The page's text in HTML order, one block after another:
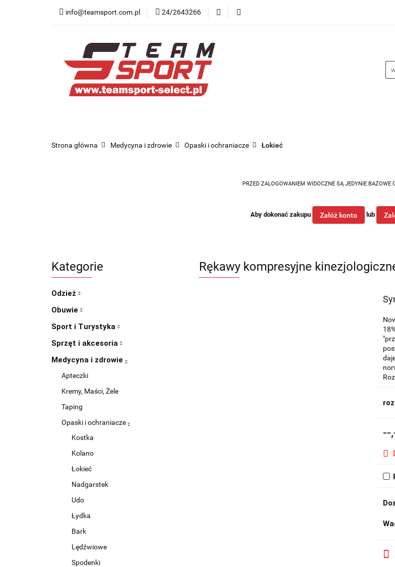
info@teamsport.com.pl 24/2643266
Nowości New Balance
Medycyna sportowa
Strona główna Medycyna i zdrowie Opaski i ochraniacze Łokieć
PRZED ZALOGOWANIEM WIDOCZNE SĄ JEDYNIE BAZOWE
Aby dokonać zakupu Załóż konto lub
Kategorie
Odzież
Obuwie
Sport i Turystyka
Sprzęt i akcesoria
Medycyna i zdrowie
Apteczki
Kremy, Maści, Żele
Taping
Opaski i ochraniacze
Kostka
Kolano
Łokieć
Nadgarstek
Udo
Łydka
Bark
Lędźwiowe
Spodenki
Rękawy kompresyjne
--